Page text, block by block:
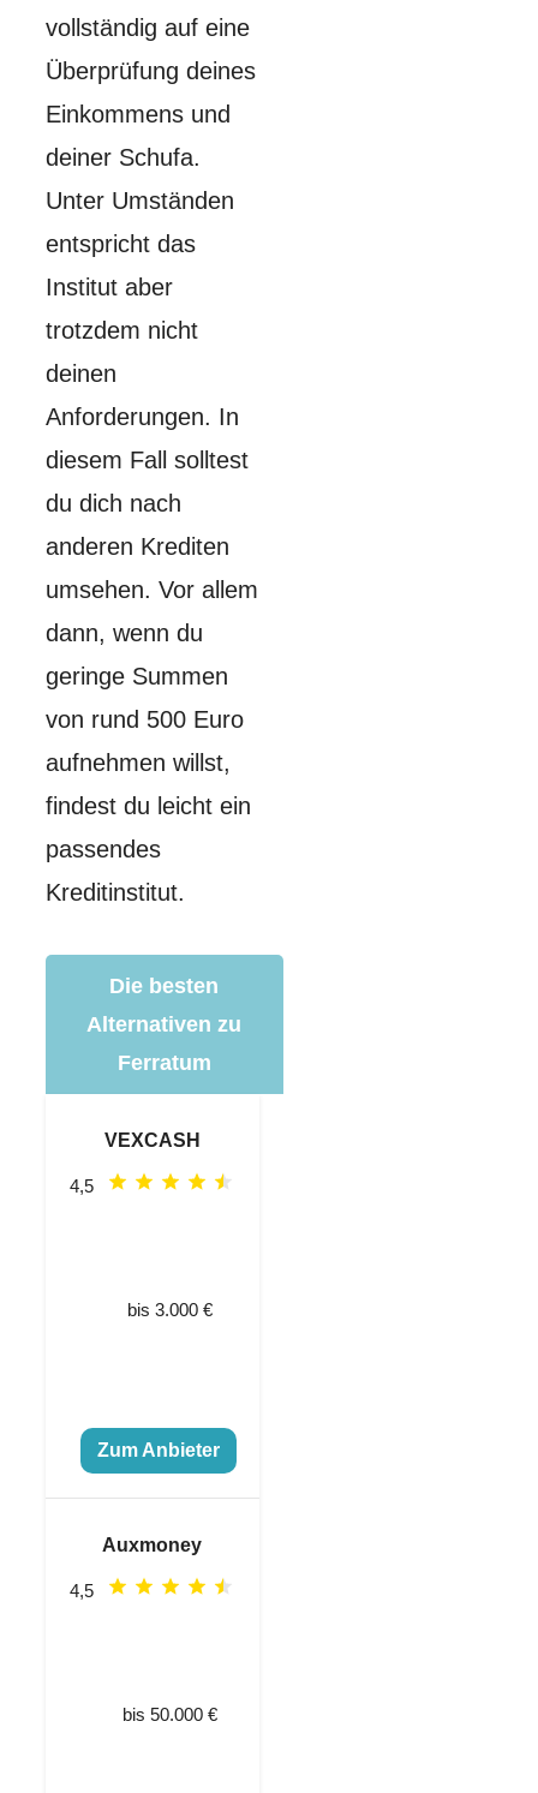
vollständig auf eine
Überprüfung deines
Einkommens und
deiner Schufa.
Unter Umständen
entspricht das
Institut aber
trotzdem nicht
deinen
Anforderungen. In
diesem Fall solltest
du dich nach
anderen Krediten
umsehen. Vor allem
dann, wenn du
geringe Summen
von rund 500 Euro
aufnehmen willst,
findest du leicht ein
passendes
Kreditinstitut.
Die besten
Alternativen zu
Ferratum
VEXCASH
4,5
bis 3.000 €
Zum Anbieter
Auxmoney
4,5
bis 50.000 €